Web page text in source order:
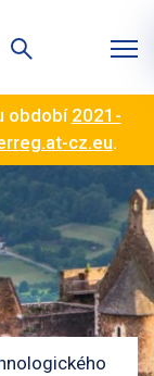
období2021-
cz.eu.